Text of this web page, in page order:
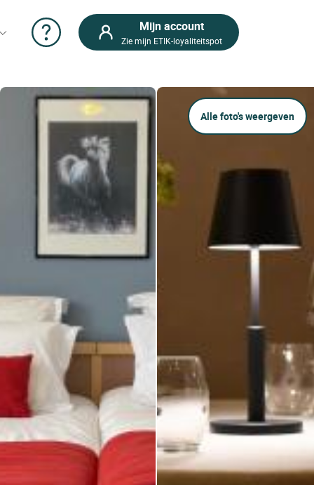
Mijn account
Zie mijn ETIK-loyaliteitspot
Alle foto's weergeven